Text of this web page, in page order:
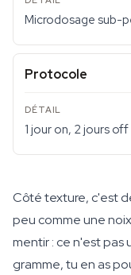
Microdosage sub-
Protocole
1 jour on, 2 jours off
Côté texture, c'est
peu comme une
mentir : ce n'est pas
gramme, tu en as